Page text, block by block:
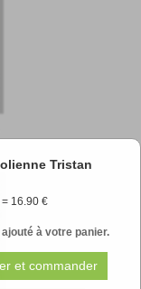
Tristan
16.90 €
à votre panier.